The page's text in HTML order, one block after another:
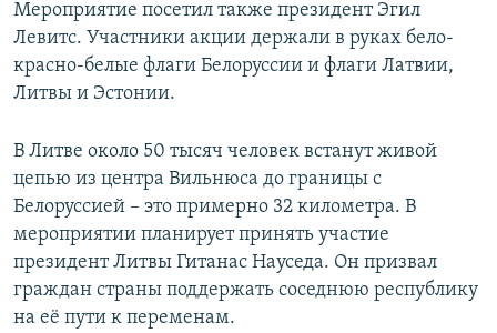
Мероприятие посетил также президент Эгил
Левитс. Участники акции держали в руках бело-
красно-белые флаги Белоруссии и флаги Латвии,
Литвы и Эстонии.
В Литве около 50 тысяч человек встанут живой
цепью из центра Вильнюса до границы с
Белоруссией – это примерно 32 километра. В
мероприятии планирует принять участие
президент Литвы Гитанас Науседа. Он призвал
граждан страны поддержать соседнюю республику
на её пути к переменам.